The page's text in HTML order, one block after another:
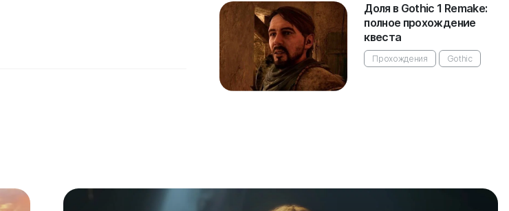
Доля в Gothic 1 Remake:
полное прохождение
квеста
Прохождения Gothic